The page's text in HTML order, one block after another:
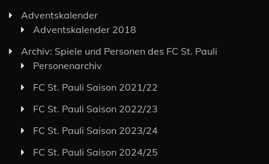
Adventskalender
Adventskalender 2018
Archiv: Spiele und Personen des FC St. Pauli
Personenarchiv
FC St. Pauli Saison 2021/22
FC St. Pauli Saison 2022/23
FC St. Pauli Saison 2023/24
FC St. Pauli Saison 2024/25